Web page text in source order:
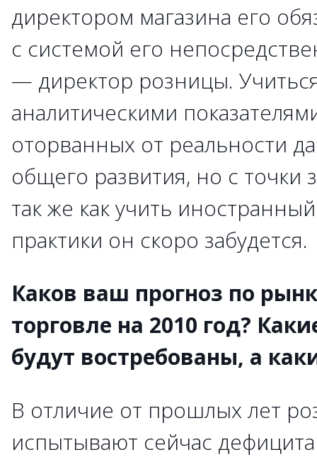
директором магазина его
с системой его
— директор розницы.
аналитическими
оторванных от реальности
общего развития, но с точки
так же как учить
практики он скоро забудется.
Каков ваш прогноз по
торговле на 2010 год?
будут востребованы, а
В отличие от прошлых лет
испытывают сейчас